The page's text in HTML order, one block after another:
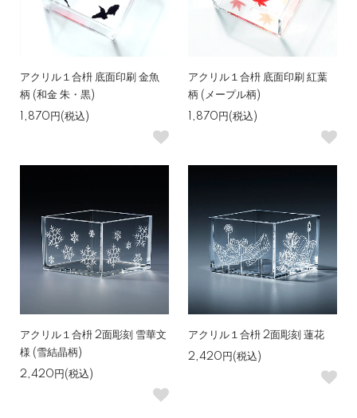
アクリル１合枡 底面印刷 金魚
柄 (和金 朱・黒)
1,870円(税込)
アクリル１合枡 底面印刷 紅葉
柄 (メープル柄)
1,870円(税込)
アクリル１合枡 2面彫刻 雪華文
様 (雪結晶柄)
2,420円(税込)
アクリル１合枡 2面彫刻 蓮花
2,420円(税込)